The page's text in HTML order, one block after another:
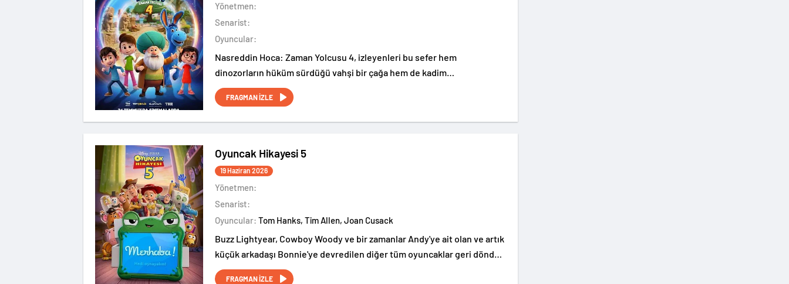
Yönetmen:
Senarist:
Oyuncular:
Nasreddin Hoca: Zaman Yolcusu 4, izleyenleri bu sefer hem
dinozorların hüküm sürdüğü vahşi bir çağa hem de kadim
medeniyetlerin gizemli dünyasına götürüyor.
FRAGMAN İZLE
Oyuncak Hikayesi 5
19 Haziran 2026
Yönetmen:
Senarist:
Oyuncular:
Tom Hanks, Tim Allen, Joan Cusack
Buzz Lightyear, Cowboy Woody ve bir zamanlar Andy'ye ait olan ve artık
küçük arkadaşı Bonnie'ye devredilen diğer tüm oyuncaklar geri döndü
ve yeni bir macera başlıyor.
FRAGMAN İZLE